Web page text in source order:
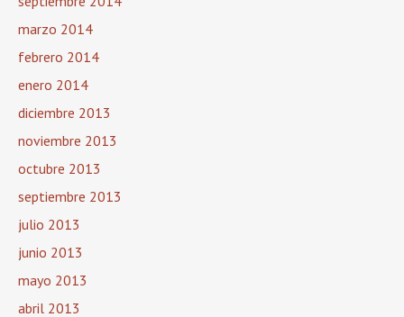
marzo 2014
febrero 2014
enero 2014
diciembre 2013
noviembre 2013
octubre 2013
septiembre 2013
julio 2013
junio 2013
mayo 2013
abril 2013